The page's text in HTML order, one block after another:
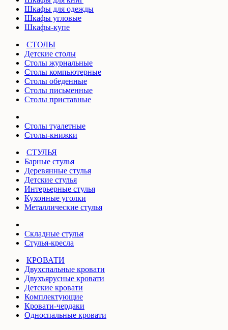
Шкафы для одежды
Шкафы угловые
Шкафы-купе
СТОЛЫ
Детские столы
Столы журнальные
Столы компьютерные
Столы обеденные
Столы письменные
Столы приставные
Столы туалетные
Столы-книжки
СТУЛЬЯ
Барные стулья
Деревянные стулья
Детские стулья
Интерьерные стулья
Кухонные уголки
Металлические стулья
Складные стулья
Стулья-кресла
КРОВАТИ
Двухспальные кровати
Двухъярусные кровати
Детские кровати
Комплектующие
Кровати-чердаки
Односпальные кровати